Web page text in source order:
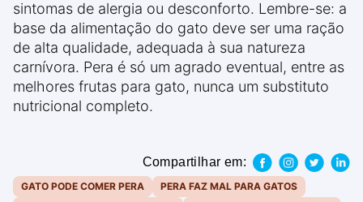
sintomas de alergia ou desconforto. Lembre-se: a
base da alimentação do gato deve ser uma ração
de alta qualidade, adequada à sua natureza
carnívora. Pera é só um agrado eventual, entre as
melhores frutas para gato, nunca um substituto
nutricional completo.
Compartilhar em:
GATO PODE COMER PERA
PERA FAZ MAL PARA GATOS